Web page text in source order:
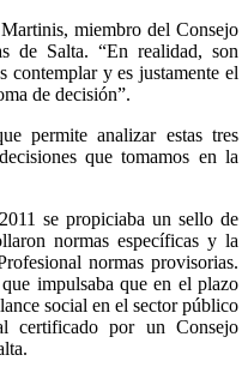
miembro del Consejo
de Salta. “En realidad, son
contemplar y es justamente el
de decisión”.
permite analizar estas tres
que tomamos en la
se propiciaba un sello de
normas específicas y la
normas provisorias.
impulsaba que en el plazo
social en el sector público
certificado por un Consejo